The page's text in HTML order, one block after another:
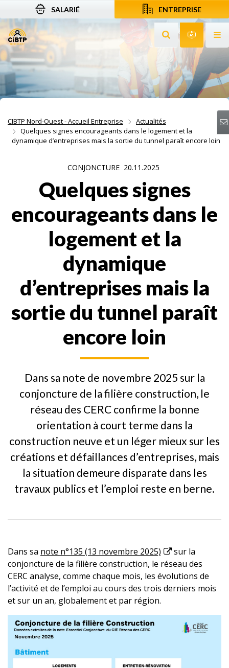
Aller au contenu
Aller à la recherche
Aller à la navigation
SALARIÉ ENTREPRISE
Rechercher sur
CIBTP Nord-Ouest - Accueil Entreprise
Actualités
Quelques signes encourageants dans le logement et la
dynamique d’entreprises mais la sortie du tunnel paraît encore loin
CONJONCTURE 20.11.2025
Quelques signes
encourageants dans le
logement et la
dynamique
d’entreprises mais la
sortie du tunnel paraît
encore loin
Dans sa note de novembre 2025 sur la
conjoncture de la filière construction, le
réseau des CERC confirme la bonne
orientation à court terme dans la
construction neuve et un léger mieux sur les
créations et défaillances d’entreprises, mais
la situation demeure disparate dans les
travaux publics et l’emploi reste en berne.
Dans sa note n°135 (13 novembre 2025)
sur la
conjoncture de la filière construction, le réseau des
CERC analyse, comme chaque mois, les évolutions de
l’activité et de l’emploi au cours des trois derniers mois
et sur un an, globalement et par région.